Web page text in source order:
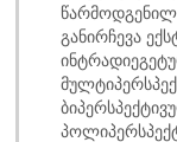
წარმოდგენილ
განირჩევა